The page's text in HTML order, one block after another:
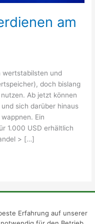
am
wertstabilsten und
doch bislang
Ab jetzt können
sich darüber hinaus
Ein
1.000 USD erhältlich
> […]
Erfahrung auf unserer